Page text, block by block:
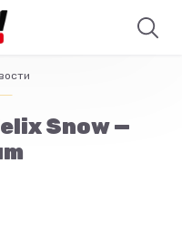
Snow —